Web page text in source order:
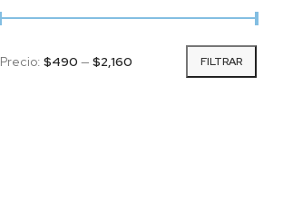
FILTRAR
Precio: $490 — $2,160